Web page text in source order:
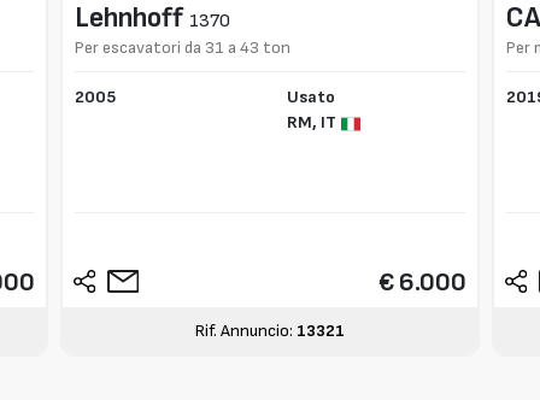
Lehnhoff 1370
Per escavatori da 31 a 43 ton
2005
Usato
RM, IT
€ 6.000
Rif. Annuncio: 13321
Per